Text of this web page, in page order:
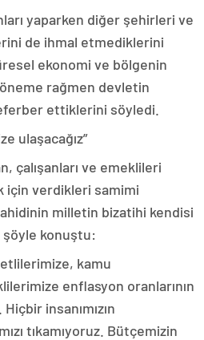
yaparken diğer şehirleri ve
de ihmal etmediklerini
ekonomi ve bölgenin
rağmen devletin
ettiklerini söyledi.
ulaşacağız”
çalışanları ve emeklileri
için verdikleri samimi
milletin bizatihi kendisi
konuştu:
kamu
enflasyon oranlarının
insanımızın
tıkamıyoruz. Bütçemizin